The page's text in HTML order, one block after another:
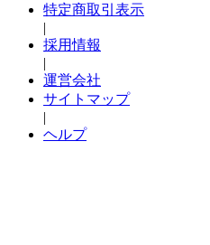
特定商取引表示
|
採用情報
|
運営会社
サイトマップ
|
ヘルプ